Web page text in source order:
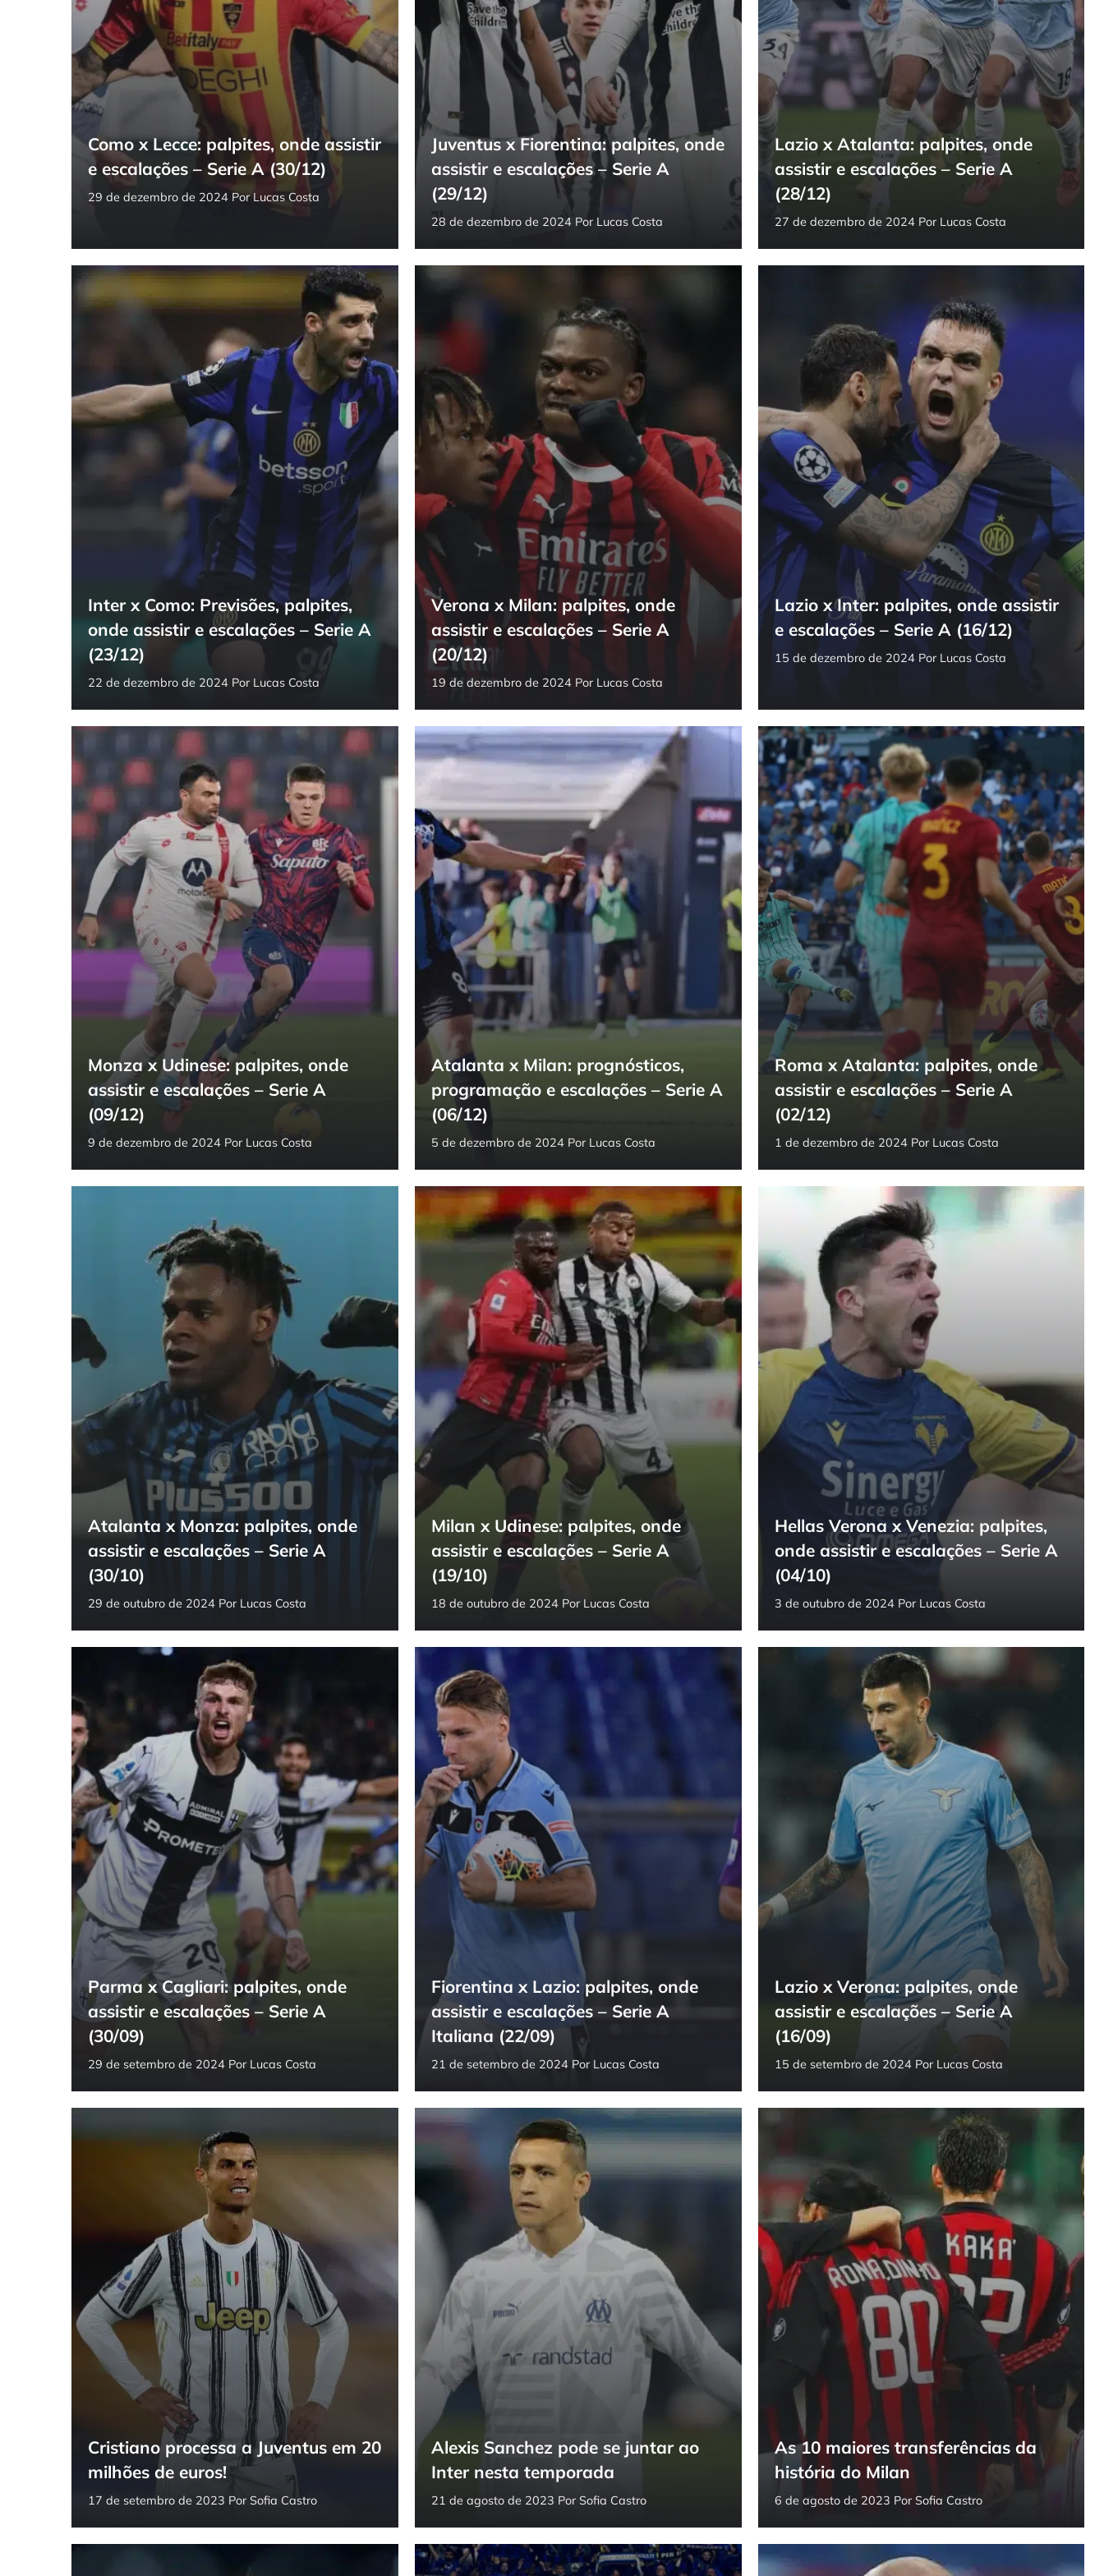
Como x Lecce: palpites, onde assistir
e escalações – Serie A (30/12)
29 de dezembro de 2024 PorLucas Costa
Juventus x Fiorentina: palpites, onde
assistir e escalações – Serie A
(29/12)
28 de dezembro de 2024 Por Lucas Costa
Lazio x Atalanta: palpites, onde
assistir e escalações – Serie A
(28/12)
27 de dezembro de 2024 Por Lucas Costa
Inter x Como: Previsões, palpites,
onde assistir e escalações – Serie A
(23/12)
22 de dezembro de 2024 Por Lucas Costa
Verona x Milan: palpites, onde
assistir e escalações – Serie A
(20/12)
19 de dezembro de 2024 Por Lucas Costa
Lazio x Inter: palpites, onde assistir
e escalações – Serie A (16/12)
15 de dezembro de 2024 Por Lucas Costa
Monza x Udinese: palpites, onde
assistir e escalações – Serie A
(09/12)
9 de dezembro de 2024 Por Lucas Costa
Atalanta x Milan: prognósticos,
programação e escalações – Serie A
(06/12)
5 de dezembro de 2024 Por Lucas Costa
Roma x Atalanta: palpites, onde
assistir e escalações – Serie A
(02/12)
1 de dezembro de 2024 Por Lucas Costa
Atalanta x Monza: palpites, onde
assistir e escalações – Serie A
(30/10)
29 de outubro de 2024 Por Lucas Costa
Milan x Udinese: palpites, onde
assistir e escalações – Serie A
(19/10)
18 de outubro de 2024 Por Lucas Costa
Hellas Verona x Venezia: palpites,
onde assistir e escalações – Serie A
(04/10)
3 de outubro de 2024 Por Lucas Costa
Parma x Cagliari: palpites, onde
assistir e escalações – Serie A
(30/09)
29 de setembro de 2024 Por Lucas Costa
Fiorentina x Lazio: palpites, onde
assistir e escalações – Serie A
Italiana (22/09)
21 de setembro de 2024 Por Lucas Costa
Lazio x Verona: palpites, onde
assistir e escalações – Serie A
(16/09)
15 de setembro de 2024 Por Lucas Costa
Cristiano processa a Juventus em 20
milhões de euros!
17 de setembro de 2023 Por Sofia Castro
Alexis Sanchez pode se juntar ao
Inter nesta temporada
21 de agosto de 2023 Por Sofia Castro
As 10 maiores transferências da
história do Milan
6 de agosto de 2023 Por Sofia Castro